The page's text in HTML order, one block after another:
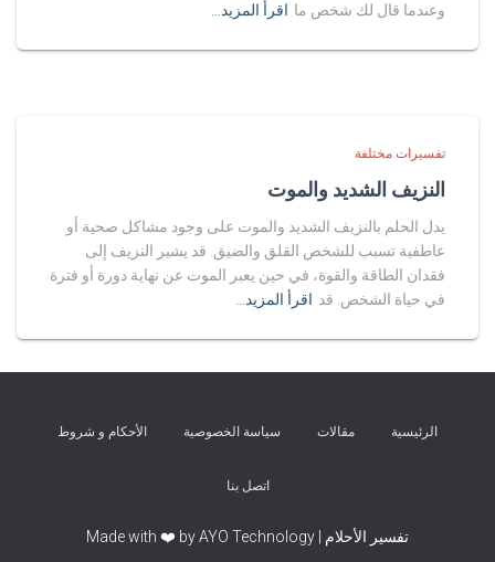
وعندما قال لك شخص ما اقرأ المزيد…
تفسيرات مختلفة
النزيف الشديد والموت
يدل الحلم بالنزيف الشديد والموت على وجود مشاكل صحية أو
عاطفية تسبب للشخص القلق والضيق. قد يشير النزيف إلى
فقدان الطاقة والقوة، في حين يعبر الموت عن نهاية دورة أو فترة
في حياة الشخص. قد اقرأ المزيد…
الرئيسية مقالات سياسة الخصوصية الأحكام و شروط
اتصل بنا
تفسير الأحلام | Made with ❤️ by AYO Technology